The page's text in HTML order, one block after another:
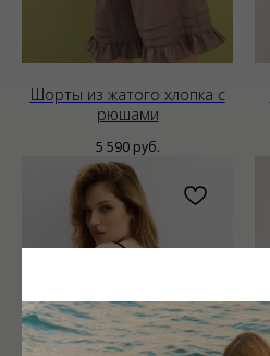
Шорты из жатого хлопка с
рюшами
5 590 руб.